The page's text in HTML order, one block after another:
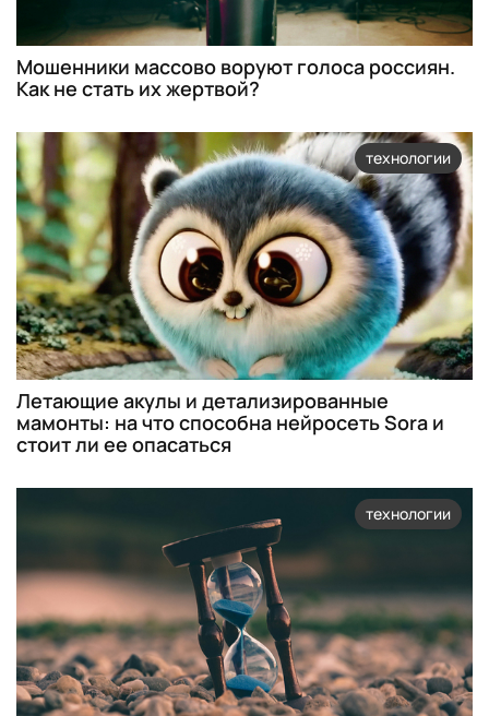
Мошенники массово воруют голоса россиян.
Как не стать их жертвой?
технологии
Летающие акулы и детализированные
мамонты: на что способна нейросеть Sora и
стоит ли ее опасаться
технологии